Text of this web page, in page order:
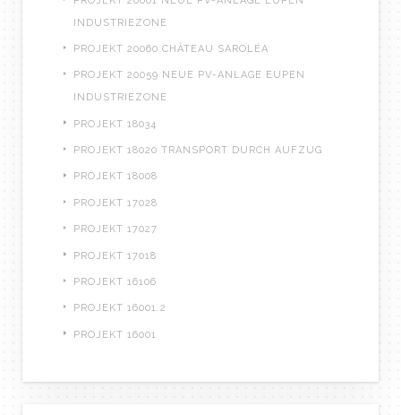
INDUSTRIEZONE
PROJEKT 20060 CHÂTEAU SAROLÉA
PROJEKT 20059 NEUE PV-ANLAGE EUPEN
INDUSTRIEZONE
PROJEKT 18034
PROJEKT 18020 TRANSPORT DURCH AUFZUG
PROJEKT 18008
PROJEKT 17028
PROJEKT 17027
PROJEKT 17018
PROJEKT 16106
PROJEKT 16001.2
PROJEKT 16001